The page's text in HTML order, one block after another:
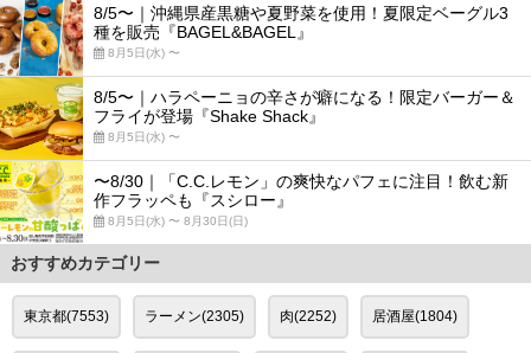
8/5〜｜沖縄県産黒糖や夏野菜を使用！夏限定ベーグル3
種を販売『BAGEL&BAGEL』
8月5日(水) 〜
8/5〜｜ハラペーニョの辛さが癖になる！限定バーガー＆
フライが登場『Shake Shack』
8月5日(水) 〜
〜8/30｜「C.C.レモン」の爽快なパフェに注目！飲む新
作フラッペも『スシロー』
8月5日(水) 〜 8月30日(日)
おすすめカテゴリー
東京都(7553) ラーメン(2305) 肉(2252) 居酒屋(1804)